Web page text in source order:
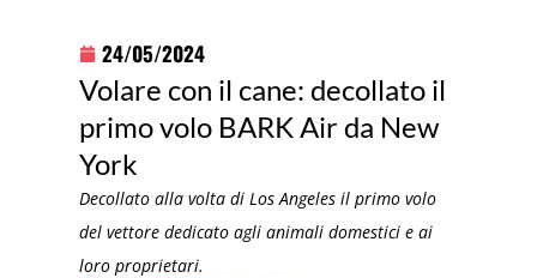
24/05/2024
Volare con il cane: decollato il
primo volo BARK Air da New
York
Decollato alla volta di Los Angeles il primo volo
del vettore dedicato agli animali domestici e ai
loro proprietari.